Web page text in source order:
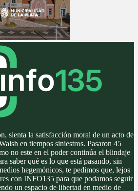
sienta la satisfacción moral de un acto de
en tiempos siniestros. Pasaron 45
no este en el poder continúa el blindaje
saber qué es lo que está pasando, sin
hegemónicos, te pedimos que, lejos
con INFO135 para que podamos seguir
un espacio de libertad en medio de